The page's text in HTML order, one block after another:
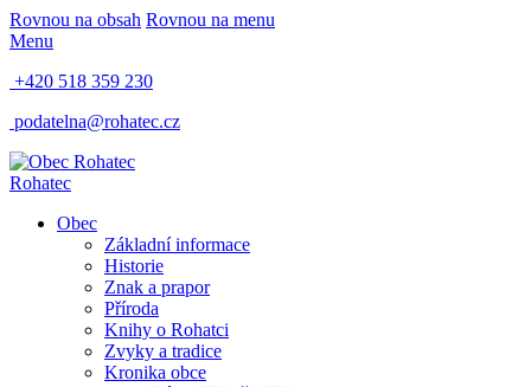
Rovnou na obsah Rovnou na menu
Menu
+420 518 359 230
podatelna@rohatec.cz
Rohatec
Obec
Základní informace
Historie
Znak a prapor
Příroda
Knihy o Rohatci
Zvyky a tradice
Kronika obce